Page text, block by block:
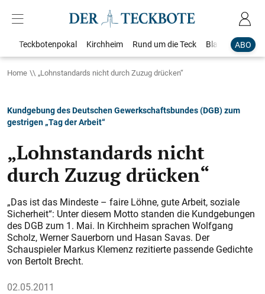
ABO
Teckbotenpokal Kirchheim Rund um die Teck Blaulicht
Home „Lohnstandards nicht durch Zuzug drücken“
Kundgebung des Deutschen Gewerkschaftsbundes (DGB) zum
gestrigen „Tag der Arbeit“
„Lohnstandards nicht
durch Zuzug drücken“
„Das ist das Mindeste – faire Löhne, gute Arbeit, soziale
Sicherheit“: Unter diesem Motto standen die Kundgebungen
des DGB zum 1. Mai. In Kirchheim sprachen Wolfgang
Scholz, Werner Sauerborn und Hasan Savas. Der
Schauspieler Markus Klemenz rezitierte passende Gedichte
von Bertolt Brecht.
02.05.2011